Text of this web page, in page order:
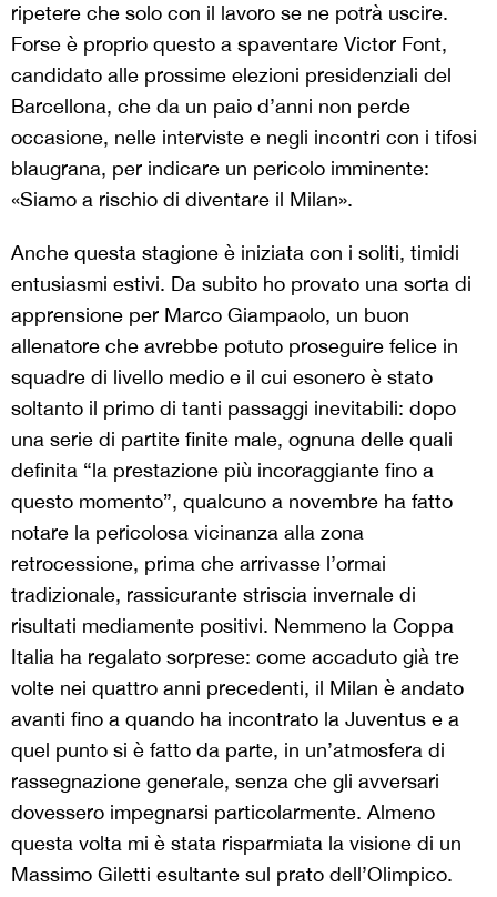
ripetere che solo con il lavoro se ne potrà uscire.
Forse è proprio questo a spaventare Victor Font,
candidato alle prossime elezioni presidenziali del
Barcellona, che da un paio d’anni non perde
occasione, nelle interviste e negli incontri con i tifosi
blaugrana, per indicare un pericolo imminente:
«Siamo a rischio di diventare il Milan».
Anche questa stagione è iniziata con i soliti, timidi
entusiasmi estivi. Da subito ho provato una sorta di
apprensione per Marco Giampaolo, un buon
allenatore che avrebbe potuto proseguire felice in
squadre di livello medio e il cui esonero è stato
soltanto il primo di tanti passaggi inevitabili: dopo
una serie di partite finite male, ognuna delle quali
definita “la prestazione più incoraggiante fino a
questo momento”, qualcuno a novembre ha fatto
notare la pericolosa vicinanza alla zona
retrocessione, prima che arrivasse l’ormai
tradizionale, rassicurante striscia invernale di
risultati mediamente positivi. Nemmeno la Coppa
Italia ha regalato sorprese: come accaduto già tre
volte nei quattro anni precedenti, il Milan è andato
avanti fino a quando ha incontrato la Juventus e a
quel punto si è fatto da parte, in un’atmosfera di
rassegnazione generale, senza che gli avversari
dovessero impegnarsi particolarmente. Almeno
questa volta mi è stata risparmiata la visione di un
Massimo Giletti esultante sul prato dell’Olimpico.